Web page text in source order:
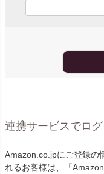
連携サービスでロ
Amazon.co.jpにご登録の
れるお客様は、「